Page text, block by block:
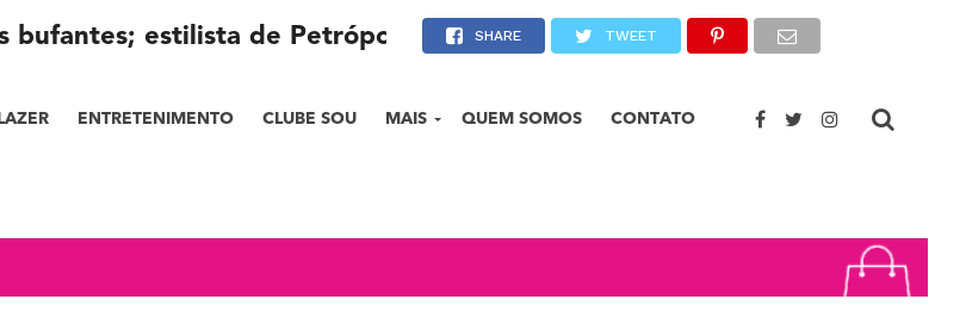
ENTRETENIMENTO CLUBE SOU MAIS QUEM SOMOS CONTATO
bufantes; estilista de Petrópolis fala sobre tendências para o verão 2022
SHARE TWEET